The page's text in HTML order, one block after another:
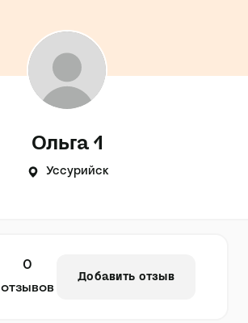
Ольга 1
Уссурийск
0
отзывов
Добавить отзыв